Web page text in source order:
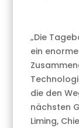
„Die
ein
die den
nächsten
Liming,